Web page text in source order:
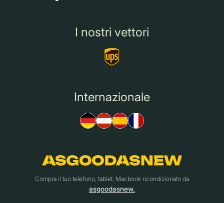
I nostri vettori
Internazionale
Compra il tuo telefono, tablet, Macbook ricondizionato da
asgoodasnew.